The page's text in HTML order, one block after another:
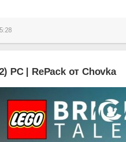
PC | RePack от Chovka